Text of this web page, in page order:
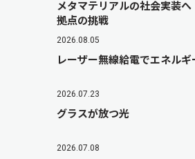
メタマテリアルの社会実装
拠点の挑戦
2026.08.05
レーザー無線給電でエネル
2026.07.23
グラスが放つ光
2026.07.08